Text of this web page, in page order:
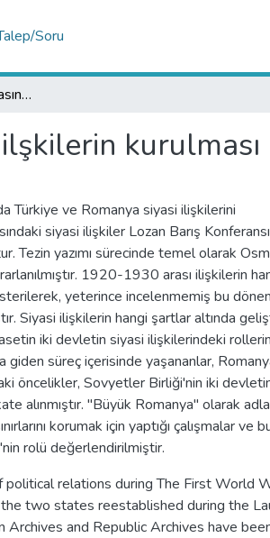
Soru
Türkiye ile Romanya arasındaki siyasi ilşkilerin kurulması ( 1920-1930)
Türkiye ve Romanya siyasi ilişkilerini
siyasi ilişkiler Lozan Barış Konferansı
Tezin yazımı sürecinde temel olarak
1920-1930 arası ilişkilerin
yeterince incelenmemiş bu
Siyasi ilişkilerin hangi şartlar altında
iki devletin siyasi ilişkilerindeki
giden süreç içerisinde yaşananlar,
öncelikler, Sovyetler Birliği'nin iki
alınmıştır. "Büyük Romanya" olarak
korumak için yaptığı çalışmalar ve
rolü değerlendirilmiştir.
political relations during The First World
two states reestablished during the
Archives and Republic Archives have